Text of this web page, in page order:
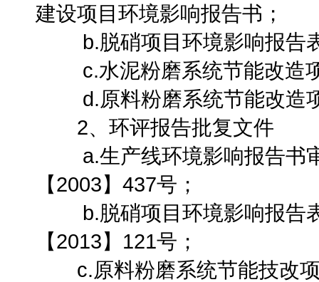
建设项目环境影响报告书；
b.脱硝项目环境影响报告
c.水泥粉磨系统节能改造
d.原料粉磨系统节能改造
2、环评报告批复文件
a.生产线环境影响报告书
【2003】437号；
b.脱硝项目环境影响报告
【2013】121号；
c.原料粉磨系统节能技改项